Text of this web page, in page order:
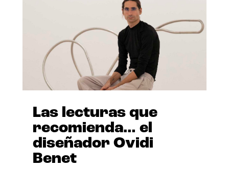
Las lecturas que
recomienda… el
diseñador Ovidi
Benet